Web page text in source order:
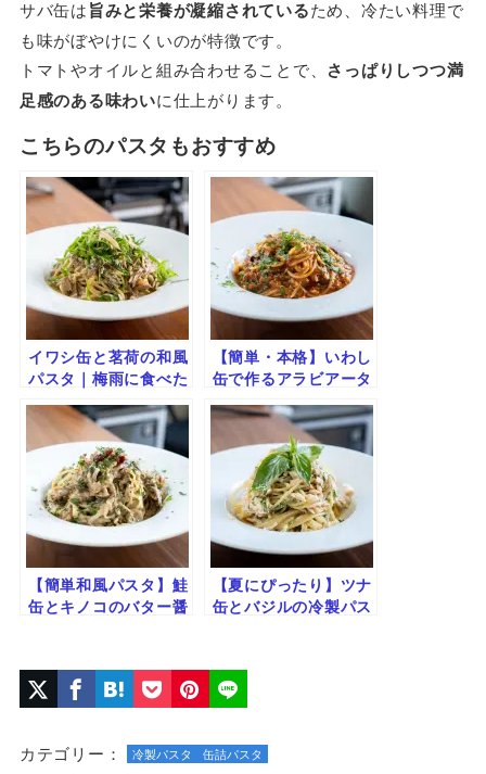
サバ缶は旨みと栄養が凝縮されているため、冷たい料理で
も味がぼやけにくいのが特徴です。
トマトやオイルと組み合わせることで、 さっぱりしつつ満
足感のある味わいに仕上がります。
こちらのパスタもおすすめ
イワシ缶と茗荷の和風
パスタ｜梅雨に食べた
い爽やかレシピ
【簡単・本格】いわし
缶で作るアラビアータ
｜旨みたっぷりピリ辛
トマトパスタ
【簡単和風パスタ】鮭
缶とキノコのバター醤
【夏にぴったり】ツナ
缶とバジルの冷製パス
カテゴリー： 冷製パスタ 缶詰パスタ